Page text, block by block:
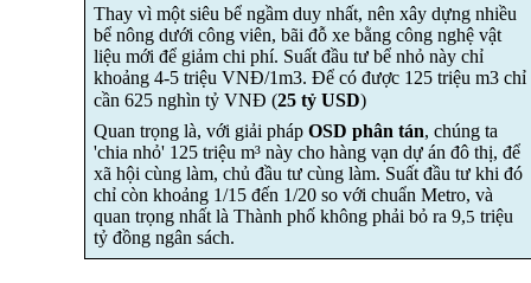
Thay vì một siêu bể ngầm duy nhất, nên xây dựng nhiều
bể nông dưới công viên, bãi đỗ xe bằng công nghệ vật
liệu mới để giảm chi phí. Suất đầu tư bể nhỏ này chỉ
khoảng 4-5 triệu VNĐ/1m3. Để có được 125 triệu m3 chỉ
cần 625 nghìn tỷ VNĐ (25 tỷ USD)
Quan trọng là, với giải pháp OSD phân tán, chúng ta
'chia nhỏ' 125 triệu m³ này cho hàng vạn dự án đô thị, để
xã hội cùng làm, chủ đầu tư cùng làm. Suất đầu tư khi đó
chỉ còn khoảng 1/15 đến 1/20 so với chuẩn Metro, và
quan trọng nhất là Thành phố không phải bỏ ra 9,5 triệu
tỷ đồng ngân sách.